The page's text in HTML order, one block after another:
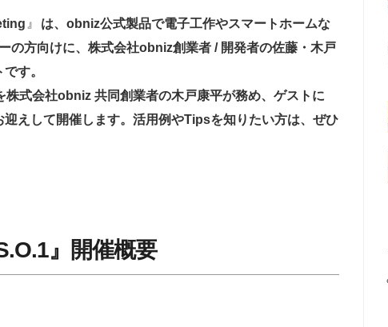
』
は、obniz公式製品で電子工作やスマートホームな
の方向けに、株式会社obniz創業者 / 開発者の佐藤・木戸
す。
式会社obniz 共同創業者の木戸康平が務め、ゲストに
えして開催します。活用例やTipsを知りたい方は、ぜひ
』開催概要